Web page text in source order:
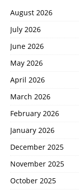
August 2026
July 2026
June 2026
May 2026
April 2026
March 2026
February 2026
January 2026
December 2025
November 2025
October 2025